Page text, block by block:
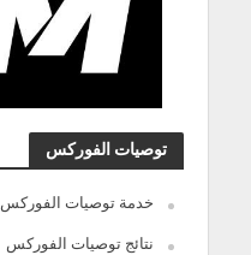
توصيات الفوركس
خدمة توصيات الفوركس
نتائج توصيات الفوركس